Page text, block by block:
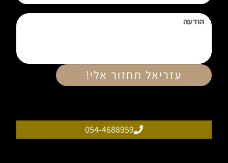
עזריאל תחזור אלי!
054-4688959